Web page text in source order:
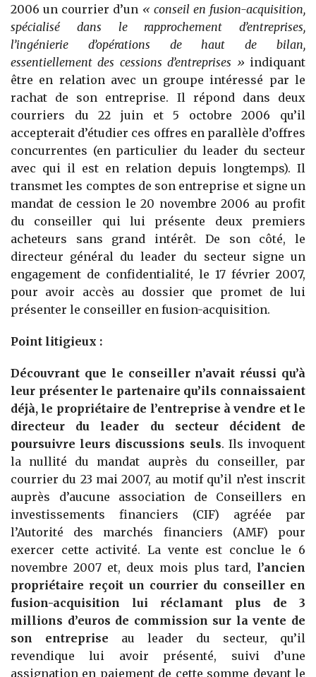
2006 un courrier d’un « conseil en fusion-acquisition,
spécialisé dans le rapprochement d’entreprises,
l’ingénierie d’opérations de haut de bilan,
essentiellement des cessions d’entreprises » indiquant
être en relation avec un groupe intéressé par le
rachat de son entreprise. Il répond dans deux
courriers du 22 juin et 5 octobre 2006 qu’il
accepterait d’étudier ces offres en parallèle d’offres
concurrentes (en particulier du leader du secteur
avec qui il est en relation depuis longtemps). Il
transmet les comptes de son entreprise et signe un
mandat de cession le 20 novembre 2006 au profit
du conseiller qui lui présente deux premiers
acheteurs sans grand intérêt. De son côté, le
directeur général du leader du secteur signe un
engagement de confidentialité, le 17 février 2007,
pour avoir accès au dossier que promet de lui
présenter le conseiller en fusion-acquisition.
Point litigieux :
Découvrant que le conseiller n’avait réussi qu’à
leur présenter le partenaire qu’ils connaissaient
déjà, le propriétaire de l’entreprise à vendre et le
directeur du leader du secteur décident de
poursuivre leurs discussions seuls. Ils invoquent
la nullité du mandat auprès du conseiller, par
courrier du 23 mai 2007, au motif qu’il n’est inscrit
auprès d’aucune association de Conseillers en
investissements financiers (CIF) agréée par
l’Autorité des marchés financiers (AMF) pour
exercer cette activité. La vente est conclue le 6
novembre 2007 et, deux mois plus tard, l’ancien
propriétaire reçoit un courrier du conseiller en
fusion-acquisition lui réclamant plus de 3
millions d’euros de commission sur la vente de
son entreprise au leader du secteur, qu’il
revendique lui avoir présenté, suivi d’une
assignation en paiement de cette somme devant le